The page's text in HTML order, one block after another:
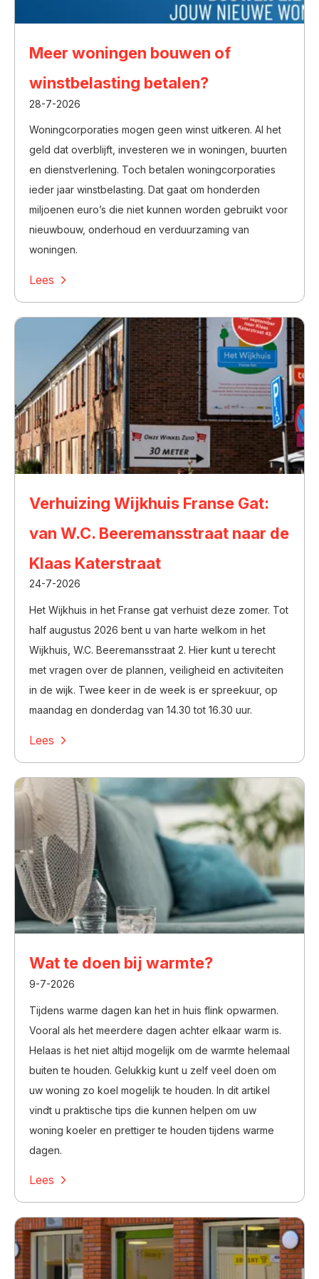
Meer woningen bouwen of
winstbelasting betalen?​‌
28-7-2026
Woningcorporaties mogen geen winst uitkeren. Al het
geld dat overblijft, investeren we in woningen, buurten
en dienstverlening. Toch betalen woningcorporaties
ieder jaar winstbelasting. Dat gaat om honderden
miljoenen euro’s die niet kunnen worden gebruikt voor
nieuwbouw, onderhoud en verduurzaming van
woningen.
Lees
Verhuizing Wijkhuis Franse Gat:
van W.C. Beeremansstraat naar de
Klaas Katerstraat
24-7-2026
Het Wijkhuis in het Franse gat verhuist deze zomer. Tot
half augustus 2026 bent u van harte welkom in het
Wijkhuis, W.C. Beeremansstraat 2. Hier kunt u terecht
met vragen over de plannen, veiligheid en activiteiten
in de wijk. Twee keer in de week is er spreekuur, op
maandag en donderdag van 14.30 tot 16.30 uur.
Lees
Wat te doen bij warmte?
9-7-2026
Tijdens warme dagen kan het in huis flink opwarmen.
Vooral als het meerdere dagen achter elkaar warm is.
Helaas is het niet altijd mogelijk om de warmte helemaal
buiten te houden. Gelukkig kunt u zelf veel doen om
uw woning zo koel mogelijk te houden. In dit artikel
vindt u praktische tips die kunnen helpen om uw
woning koeler en prettiger te houden tijdens warme
dagen.
Lees